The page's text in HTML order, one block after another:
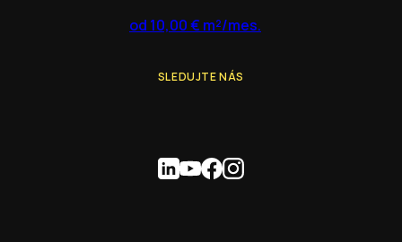
od 10,00 € m²/mes.
SLEDUJTE NÁS